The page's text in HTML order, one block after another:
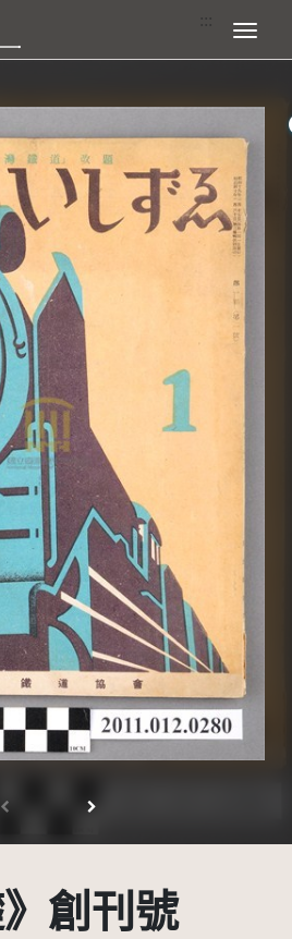
展開選單
查看
-僅限於本平台有限度公開瀏覽
》創刊號